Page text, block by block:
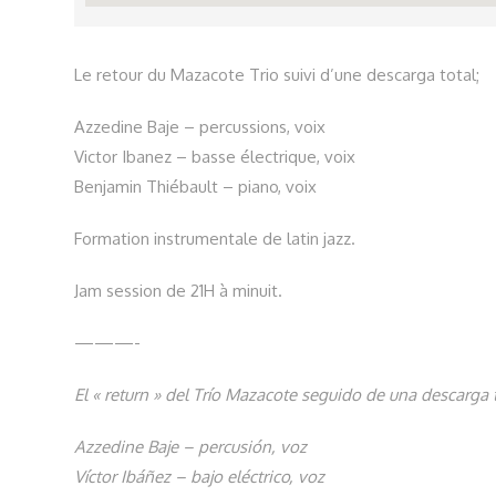
Le retour du Mazacote Trio suivi d’une descarga total;
Azzedine Baje – percussions, voix
Victor Ibanez – basse électrique, voix
Benjamin Thiébault – piano, voix
Formation instrumentale de latin jazz.
Jam session de 21H à minuit.
———-
El « return » del Trío Mazacote seguido de una descarga
Azzedine Baje – percusión, voz
Víctor Ibáñez – bajo eléctrico, voz